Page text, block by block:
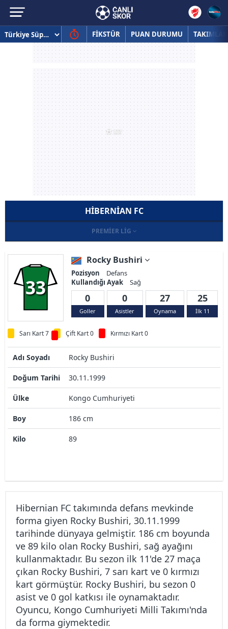
FİKSTÜR PUAN DURUMU TAKIMLAR
HIBERNIAN FC
PREMIER LIG
33
Rocky Bushiri
Pozisyon
Defans
Kullandığı Ayak
Sağ
0
Goller
0
Asistler
27
Oynama
25
İlk 11
Sarı Kart 7 Çift Kart 0 Kırmızı Kart 0
Adı Soyadı Rocky Bushiri
Doğum Tarihi 30.11.1999
Ülke Kongo Cumhuriyeti
Boy 186 cm
Kilo 89
Hibernian FC takımında defans mevkinde
forma giyen Rocky Bushiri, 30.11.1999
tarihinde dünyaya gelmiştir. 186 cm boyunda
ve 89 kilo olan Rocky Bushiri, sağ ayağını
kullanmaktadır. Bu sezon ilk 11'de 27 maça
çıkan Rocky Bushiri, 7 sarı kart ve 0 kırmızı
kart görmüştür. Rocky Bushiri, bu sezon 0
asist ve 0 gol katkısı ile oynamaktadır.
Oyuncu, Kongo Cumhuriyeti Milli Takımı'nda
da forma giymektedir.